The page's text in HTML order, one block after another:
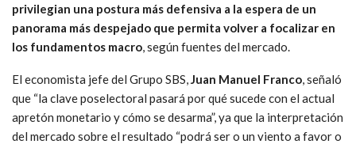
privilegian una postura más defensiva a la espera de un
panorama más despejado que permita volver a focalizar en
los fundamentos macro, según fuentes del mercado.
El economista jefe del Grupo SBS,Juan Manuel Franco, señaló
que “la clave poselectoral pasará por qué sucede con el actual
apretón monetario y cómo se desarma”, ya que la interpretación
del mercado sobre el resultado “podrá ser o un viento a favor o